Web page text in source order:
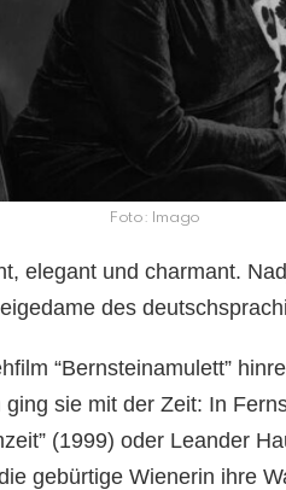
Foto: Imago
elegant und charmant.
des
“Bernsteinamulett”
sie mit der Zeit: In
(1999) oder Leander
gebürtige Wienerin ihre